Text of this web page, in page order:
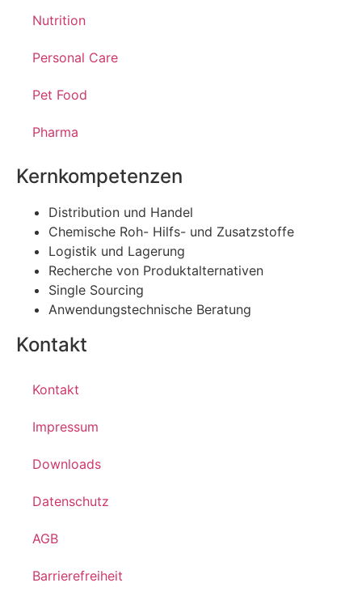
Nutrition
Personal Care
Pet Food
Pharma
Kernkompetenzen
Distribution und Handel
Chemische Roh- Hilfs- und Zusatzstoffe
Logistik und Lagerung
Recherche von Produktalternativen
Single Sourcing
Anwendungstechnische Beratung
Kontakt
Kontakt
Impressum
Downloads
Datenschutz
AGB
Barrierefreiheit